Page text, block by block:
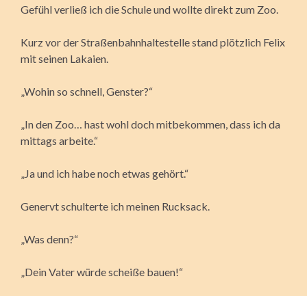
Gefühl verließ ich die Schule und wollte direkt zum Zoo.
Kurz vor der Straßenbahnhaltestelle stand plötzlich Felix
mit seinen Lakaien.
„Wohin so schnell, Genster?“
„In den Zoo… hast wohl doch mitbekommen, dass ich da
mittags arbeite.“
„Ja und ich habe noch etwas gehört.“
Genervt schulterte ich meinen Rucksack.
„Was denn?“
„Dein Vater würde scheiße bauen!“